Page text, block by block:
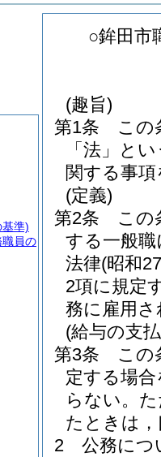
○鉾田市
(趣旨)
第1条
この
「法」と
関する事
(定義)
第2条
この
する一般
法律(昭和
2項に規定
務に雇用
(給与の支
第3条
この
定する場
らない。
たときは
2
公務につ
準)
員の